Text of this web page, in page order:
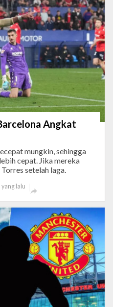
Angkat
mungkin, sehingga
cepat. Jika mereka
setelah laga.
yang lalu
